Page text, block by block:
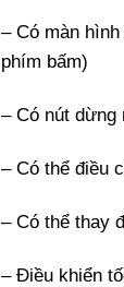
– Có màn
phím bấm)
– Có nút dừng
– Có thể điều
– Có thể thay
– Điều khiển